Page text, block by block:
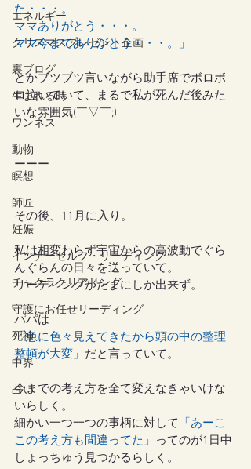
エネルギー
クリスマスプレゼント企画
裏ブログ
生まれる時
ワンネス
動物
瞑想
師匠
妊娠
インナーセルフ・リーディング
チャクラクリアリング
守護にお任せリーディング
死神
中界
占い
た・・・。
ママありがとう・・・。
ママ今までありがとう・・・。」
とかブツブツ言いながら助手席でボロボ
ロ泣いていて、まるで私が死んだ後みた
いな雰囲気(￣▽￣;)
ーーー
その後、11月に入り。
私は相変わらず宇宙からの高波動でぐら
んぐらんの日々を送っていて。
リーディングがたまにしか出来ず。
パパは
「急に色々見えてきたから頭の中の整理
整頓が大変」 だと言っていて。
今までの考え方を全て変えなきゃいけな
いらしく。
細かい一つ一つの事柄に対して
「あーこ
この考え方も間違ってた」
ってのが1日中
しょっちゅう見つかるらしく。